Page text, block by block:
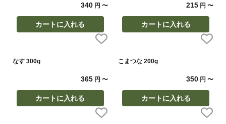
340円 〜
カートに入れる
215 円〜
カートに入れる
なす 300g
365円 〜
カートに入れる
こまつな 200g
350 円〜
カートに入れる